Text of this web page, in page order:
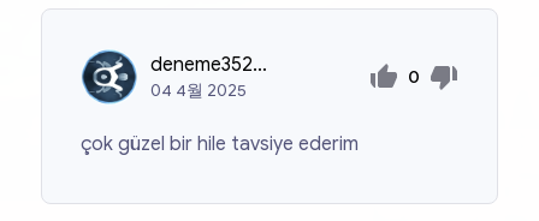
deneme35203520
04 4월 2025
0
çok güzel bir hile tavsiye ederim